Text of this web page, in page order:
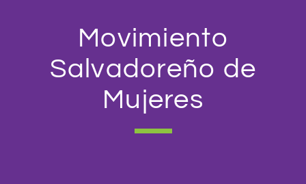
Movimiento
Salvadoreño de
Mujeres